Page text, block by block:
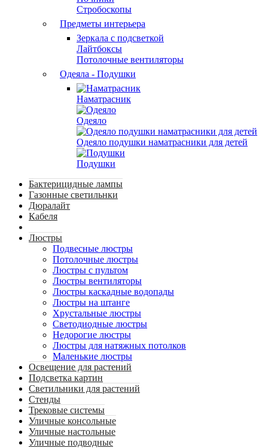
Стробоскопы
Предметы интерьера
Зеркала с подсветкой
Лайтбоксы
Потолочные вентиляторы
Одеяла - Подушки
Наматрасник
Одеяло
Одеяло подушки наматрасники для детей
Подушки
Бактерицидные лампы
Газонные светильнки
Дюралайт
Кабеля
Люстры
Подвесные люстры
Потолочные люстры
Люстры с пультом
Люстры вентиляторы
Люстры каскадные водопады
Люстры на штанге
Хрустальные люстры
Светодиодные люстры
Недорогие люстры
Люстры для натяжных потолков
Маленькие люстры
Освещение для растений
Подсветка картин
Светильники для растений
Стенды
Трековые системы
Уличные консольные
Уличные настольные
Уличные подводные